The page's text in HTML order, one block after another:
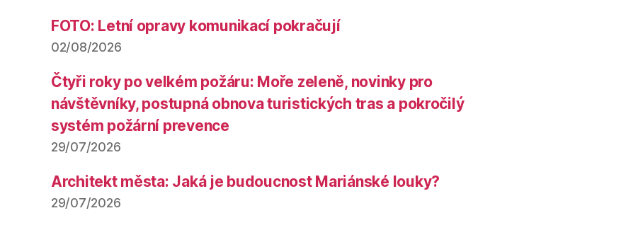
FOTO: Letní opravy komunikací pokračují
02/08/2026
Čtyři roky po velkém požáru: Moře zeleně, novinky pro
návštěvníky, postupná obnova turistických tras a pokročilý
systém požární prevence
29/07/2026
Architekt města: Jaká je budoucnost Mariánské louky?
29/07/2026